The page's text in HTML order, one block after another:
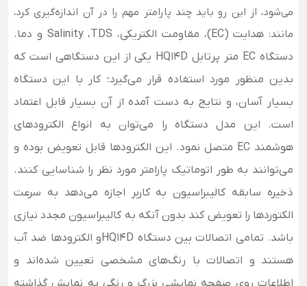
می‌شود، از این رو باید چند پارامتر مهم را در آن اندازه‌گیری کرد،
مانند: هدایت (EC)، مقاومت الکتریکی، Salinity ،TDS و دما.
دستگاه EC متر پرتابل HQ14D یکی از این دستگاهی است که
بدین منظور مورد استفاده قرار می‌گیرد؛ کار با این دستگاه
بسیار آسان، و نتایج به دست آمده از آن بسیار قابل اعتماد
است. این مدل دستگاه را می‌توان به انواع الکترودهای
هوشمند EC متصل نمود. این الکترودها قابل تعویض بوده و
می‌توانند به طور اتوماتیک پارامتر مورد نظر را شناسایی کنند.
ذخیره سابقه کالیبراسیون به کاربر اجازه می‌دهد به سرعت
الکتوردها را تعویض کند بدون آنکه به کالیبراسیون مجدد نیازی
باشد.
تمامی اتصالات بین دستگاه HQ14Dو الکترودها ضد آب
هستند و اتصالات با رنگ‌های مشخصی تعیین شده‌اند و
اطلاعات روی صفحه نمایشی بزرگ و رنگی به نمایش گذاشته